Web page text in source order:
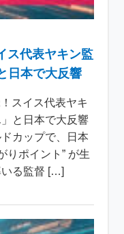
ス代表ヤキン監
日本で大反響
スイス代表ヤキ
と日本で大反響
カップで、日本
りポイント” が生
いる監督 […]